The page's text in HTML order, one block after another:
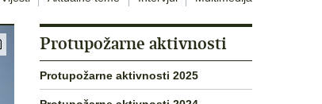
Protupožarne aktivnosti
Protupožarne aktivnosti 2025